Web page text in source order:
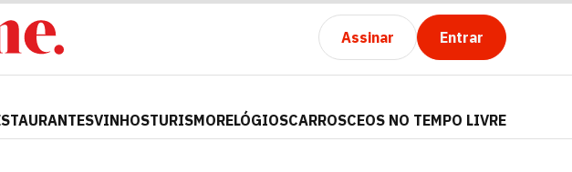
Assinar Entrar
VINHOSTURISMORELÓGIOSCARROSCEOS NO TEMPO LIVRE